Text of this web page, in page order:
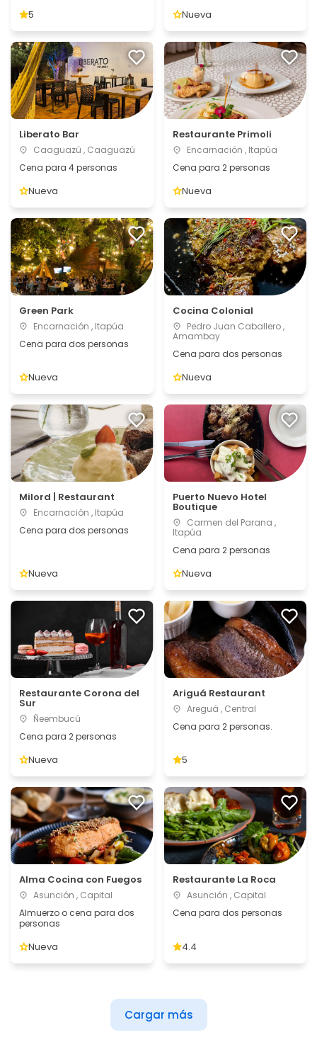
5 Nueva
Liberato Bar
Caaguazú , Caaguazú
Cena para 4 personas
Nueva
Restaurante Primoli
Encarnación , Itapúa
Cena para 2 personas
Nueva
Green Park
Encarnación , Itapúa
Cena para dos personas
Nueva
Cocina Colonial
Pedro Juan Caballero ,
Amambay
Cena para dos personas
Nueva
Milord | Restaurant
Encarnación , Itapúa
Cena para dos personas
Nueva
Puerto Nuevo Hotel
Boutique
Carmen del Parana ,
Itapúa
Cena para 2 personas
Nueva
Restaurante Corona del
Sur
Ñeembucú
Cena para 2 personas
Nueva
Ariguá Restaurant
Areguá , Central
Cena para 2 personas.
5
Alma Cocina con Fuegos
Asunción , Capital
Almuerzo o cena para dos
personas
Nueva
Restaurante La Roca
Asunción , Capital
Cena para dos personas
4.4
Cargar más